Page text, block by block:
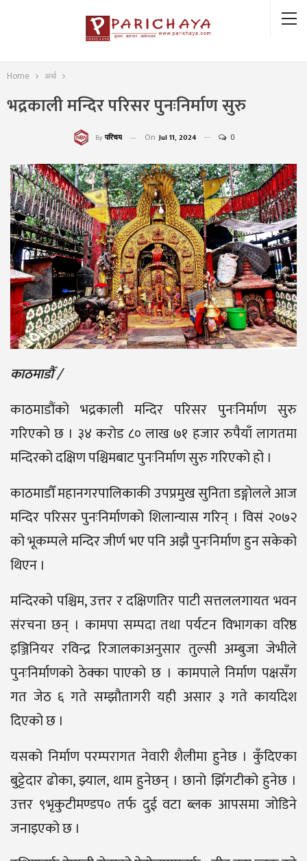
Home अर्थ
भद्रकाली मन्दिर परिसर पुनःनिर्माण सुरु
By परिचय On Jul 11, 2024 0
काठमाडौँ /
काठमाडौंको भद्रकाली मन्दिर परिसर पुनःनिर्माण सुरु
गरिएको छ । ३४ करोड ८० लाख ७१ हजार रुपैयाँ लागतमा
मन्दिरको दक्षिण पश्चिमबाट पुनःनिर्माण सुरु गरिएको हो ।
काठमाडौँ महानगरपालिकाकी उपप्रमुख सुनिता डङ्गोलले आज
मन्दिर परिसर पुनःनिर्माणको शिलान्यास गरिन् । विसं २०७२
को भूकम्पले मन्दिर जीर्ण भए पनि अझै पुनःनिर्माण हुन सकेको
थिएन ।
मन्दिरको पश्चिम, उत्तर र दक्षिणतिर पाटी सत्तललगायत भवन
संरचना छन् । कामपा सम्पदा तथा पर्यटन विभागका वरिष्ठ
इञ्जिनियर रविन्द्र रिजालकाअनुसार तुल्सी अम्बुजा जेभीले
पुनःनिर्माणको ठेक्का पाएको छ । कामपाले निर्माण पक्षसँग
गत जेठ ६ गते सम्झौतागरी यही असार ३ गते कार्यादेश
दिएको छ ।
यसको निर्माण परम्परागत नेवारी शैलीमा हुनेछ । कुँदिएका
बुट्टेदार ढोका, झ्याल, थाम हुनेछन् । छानो झिँगटीको हुनेछ ।
उत्तर ९भृकुटीमण्डप० तर्फ दुई वटा ब्लक आपसमा जोडिने
जनाइएको छ ।